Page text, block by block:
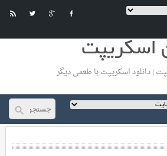
اسکریپت
| دانلود اسکریپت با طعمی دیگر